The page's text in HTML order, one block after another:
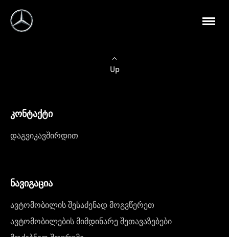
Up
კონტაქტი
დაგვიკავშირდით
ნავიგაცია
ავტომობილის შესაძენად მოგვწერეთ
ავტომობილების მიმდინარე შეთავაზებები